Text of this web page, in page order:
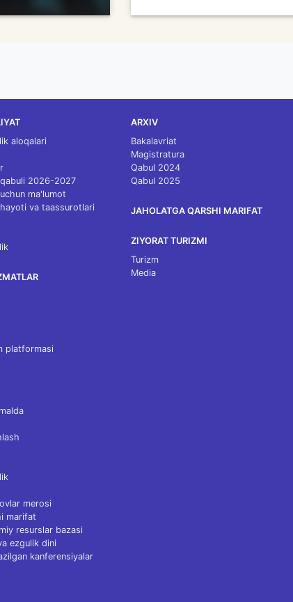
aloqalari
2026-2027
ma'lumot
va taassurotlari
platformasi
merosi
marifat
resurslar bazasi
ezgulik dini
kanferensiyalar
ARXIV
Bakalavriat
Magistratura
Qabul 2024
Qabul 2025
JAHOLATGA QARSHI MARIFAT
ZIYORAT TURIZMI
Turizm
Media